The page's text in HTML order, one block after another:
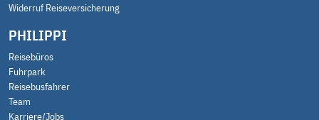
Widerruf Reiseversicherung
PHILIPPI
Reisebüros
Fuhrpark
Reisebusfahrer
Team
Karriere/Jobs